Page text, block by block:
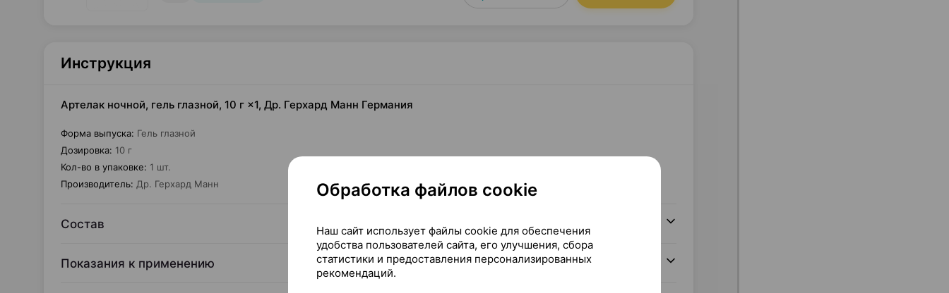
Инструкция
Артелак ночной, гель глазной, 10 г ×1, Др. Герхард Манн Германия
Форма выпуска: Гель глазной
Дозировка: 10 г
Кол-во в упаковке: 1 шт.
Производитель: Др. Герхард Манн
Состав
Показания к применению
Обработка файлов cookie
Наш сайт использует файлы cookie для обеспечения
удобства пользователей сайта, его улучшения, сбора
статистики и предоставления персонализированных
рекомендаций.